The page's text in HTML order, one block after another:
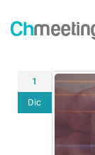
1
Dic